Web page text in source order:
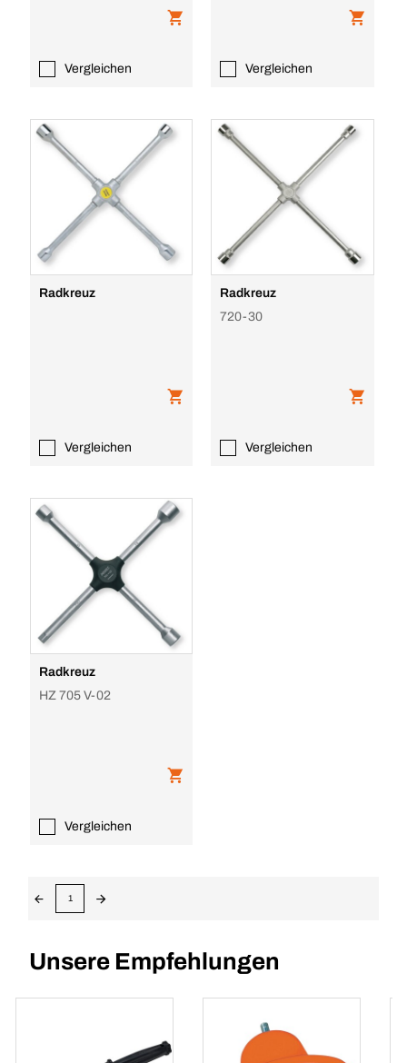
Vergleichen Vergleichen
Radkreuz
Vergleichen
Radkreuz
720-30
Vergleichen
Radkreuz
HZ 705 V-02
Vergleichen
1
Unsere Empfehlungen